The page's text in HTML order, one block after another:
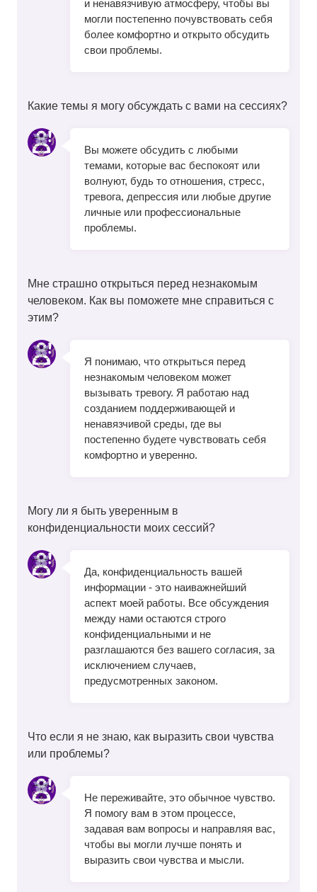
и ненавязчивую атмосферу, чтобы вы
могли постепенно почувствовать себя
более комфортно и открыто обсудить
свои проблемы.
Какие темы я могу обсуждать с вами на сессиях?
Вы можете обсудить с любыми
темами, которые вас беспокоят или
волнуют, будь то отношения, стресс,
тревога, депрессия или любые другие
личные или профессиональные
проблемы.
Мне страшно открыться перед незнакомым
человеком. Как вы поможете мне справиться с
этим?
Я понимаю, что открыться перед
незнакомым человеком может
вызывать тревогу. Я работаю над
созданием поддерживающей и
ненавязчивой среды, где вы
постепенно будете чувствовать себя
комфортно и уверенно.
Могу ли я быть уверенным в
конфиденциальности моих сессий?
Да, конфиденциальность вашей
информации - это наиважнейший
аспект моей работы. Все обсуждения
между нами остаются строго
конфиденциальными и не
разглашаются без вашего согласия, за
исключением случаев,
предусмотренных законом.
Что если я не знаю, как выразить свои чувства
или проблемы?
Не переживайте, это обычное чувство.
Я помогу вам в этом процессе,
задавая вам вопросы и направляя вас,
чтобы вы могли лучше понять и
выразить свои чувства и мысли.